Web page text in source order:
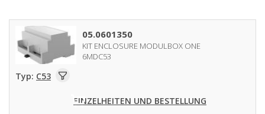
05.0601350
KIT ENCLOSURE MODULBOX ONE
6MDC53
Typ: C53
EINZELHEITEN UND BESTELLUNG